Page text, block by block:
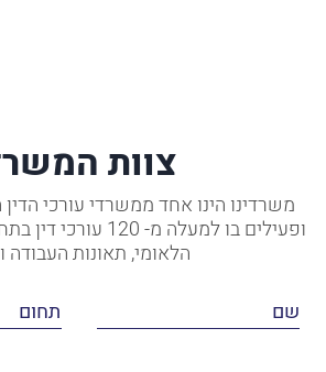
צוות
משרדינו הינו אחד ממשרדי עורכי
ופעילים בו למעלה מ-
הלאומי, תאונות העבודה